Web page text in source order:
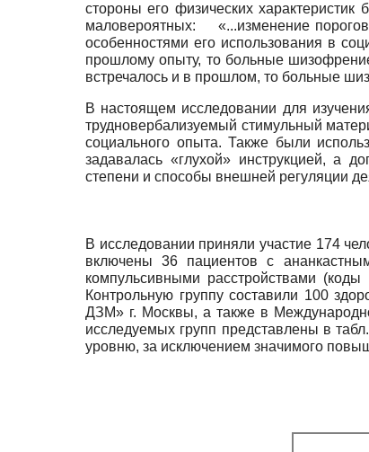
стороны его физических
маловероятных: «...изменение порогов
особенностями его использования в
прошлому опыту, то больные
встречалось и в прошлом, то больные
В настоящем исследовании для
трудновербализуемый стимульный
социального опыта. Также были
задавалась «глухой» инструкцией, а
степени и способы внешней регуляции
В исследовании приняли участие 174
включены 36 пациентов с
компульсивными расстройствами
Контрольную группу составили 100
ДЗМ» г. Москвы, а также в
исследуемых групп представлены в
уровню, за исключением значимого